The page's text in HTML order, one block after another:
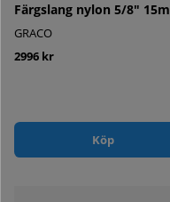
Färgslang nylon 5/8" 15m
GRACO
2996 kr
Köp